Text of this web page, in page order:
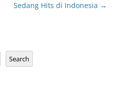
Sedang Hits di Indonesia →
Search